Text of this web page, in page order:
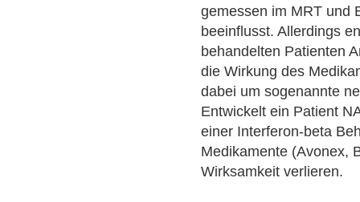
gemessen im MRT und
beeinflusst. Allerdings
behandelten Patienten
die Wirkung des
dabei um sogenannte
Entwickelt ein Patient
einer Interferon-beta
Medikamente (Avonex,
Wirksamkeit verlieren.